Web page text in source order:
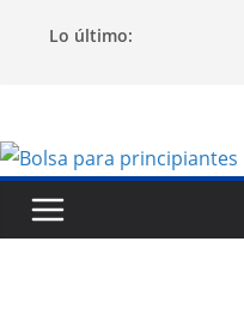
Lo último: